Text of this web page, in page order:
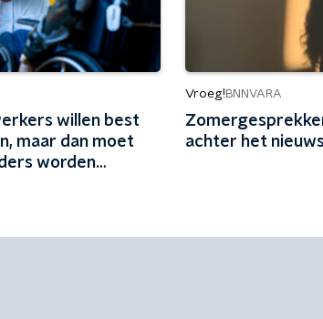
willen best
maar dan moet
worden
Vroeg! BNNVARA
achter het nieuws